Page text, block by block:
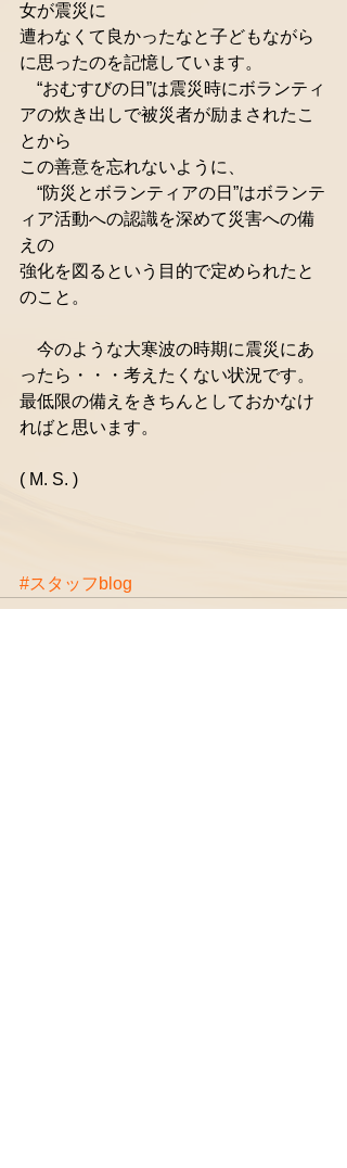
女が震災に
遭わなくて良かったなと子どもながら
に思ったのを記憶しています。
“おむすびの日”は震災時にボランティ
アの炊き出しで被災者が励まされたこ
とから
この善意を忘れないように、
“防災とボランティアの日”はボランテ
ィア活動への認識を深めて災害への備
えの
強化を図るという目的で定められたと
のこと。
今のような大寒波の時期に震災にあ
ったら・・・考えたくない状況です。
最低限の備えをきちんとしておかなけ
ればと思います。
( M. S. )
#スタッフblog